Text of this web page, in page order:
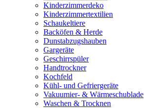
Kinderzimmerdeko
Kinderzimmertextilien
Schaukeltiere
Backöfen & Herde
Dunstabzugshauben
Gargeräte
Geschirrspüler
Handtrockner
Kochfeld
Kühl- und Gefriergeräte
Vakuumier- & Wärmeschublade
Waschen & Trocknen